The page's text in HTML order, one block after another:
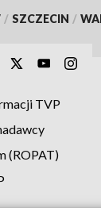
/ SZCZECIN /
TVP
(ROPAT)